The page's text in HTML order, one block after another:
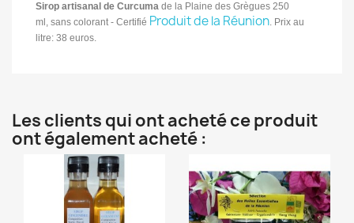
Sirop artisanal de Curcuma de la Plaine des Grègues 250
ml, sans colorant - Certifié Produit de la Réunion. Prix au
litre: 38 euros.
Les clients qui ont acheté ce produit
ont également acheté :